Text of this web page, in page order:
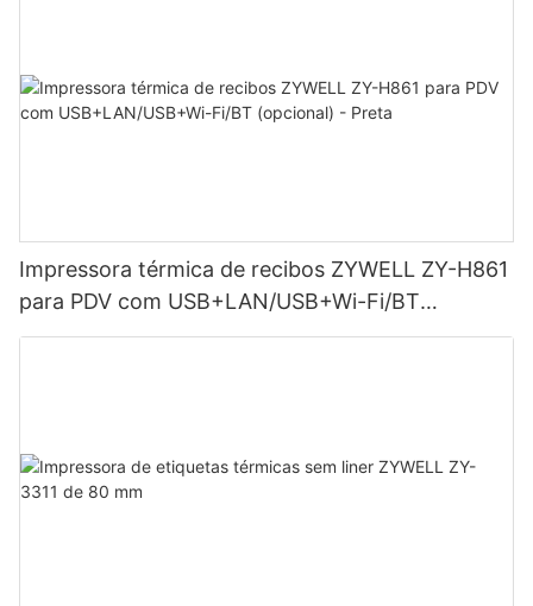
Impressora térmica de recibos ZYWELL ZY-H861
para PDV com USB+LAN/USB+Wi-Fi/BT
(opcional) - Preta